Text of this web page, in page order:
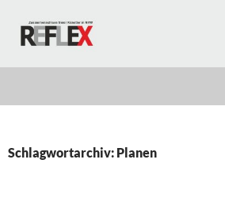
Inhalt
springen
Schlagwortarchiv: Planen